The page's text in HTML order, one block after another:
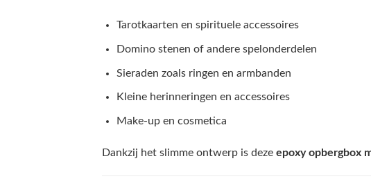
Tarotkaarten en spirituele accessoires
Domino stenen of andere spelonderdelen
Sieraden zoals ringen en armbanden
Kleine herinneringen en accessoires
Make-up en cosmetica
Dankzij het slimme ontwerp is deze epoxy opbergbox